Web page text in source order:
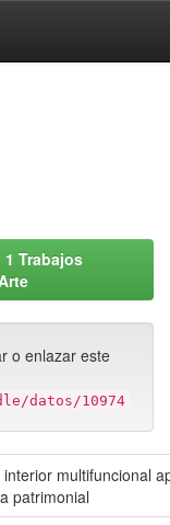
1 Trabajos
o enlazar este
datos/10974
interior multifuncional
patrimonial